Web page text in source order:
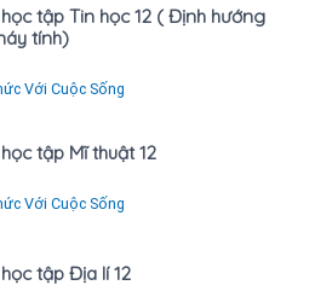
tập Tin học 12 ( Định hướng
tính)
Với Cuộc Sống
tập Mĩ thuật 12
Với Cuộc Sống
tập Địa lí 12